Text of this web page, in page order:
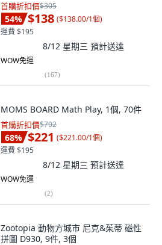
首購折扣價$305
54% $138 ($138.00/1個)
運費 $195
8/12 星期三 預計送達
WOW免運
(167)
MOMS BOARD Math Play, 1個, 70件
首購折扣價$702
68% $221 ($221.00/1個)
運費 $195
8/12 星期三 預計送達
WOW免運
(2)
Zootopia 動物方城市 尼克&茱蒂 磁性
拼圖 D930, 9件, 3個